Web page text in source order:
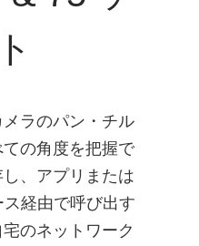
ラのパン・チル
ての角度を把握で
、アプリまたは
経由で呼び出す
のネットワーク